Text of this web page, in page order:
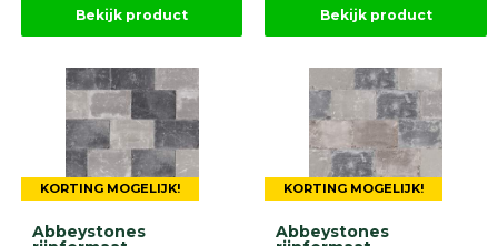
Bekijk product Bekijk product
KORTING MOGELIJK!
Abbeystones
KORTING MOGELIJK!
Abbeystones